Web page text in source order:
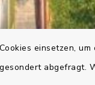
einsetzen,
abgefragt.